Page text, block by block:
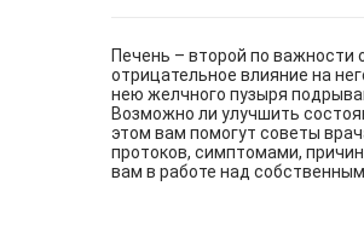
Печень – второй по важности
отрицательное влияние на
нею желчного пузыря
Возможно ли улучшить
этом вам помогут советы
протоков, симптомами,
вам в работе над